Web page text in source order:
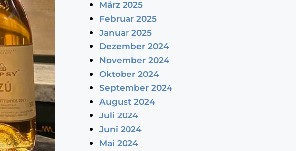
März 2025
Februar 2025
Januar 2025
Dezember 2024
November 2024
Oktober 2024
September 2024
August 2024
Juli 2024
Juni 2024
Mai 2024